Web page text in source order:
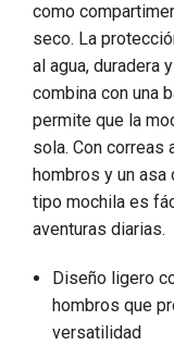
como
seco. La
al agua, duradera
combina con una
permite que la
sola. Con correas
hombros y un asa
tipo mochila es
aventuras diarias.
Diseño ligero
hombros que
versatilidad